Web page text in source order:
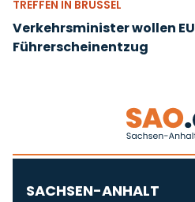
TREFFEN IN BRÜSSEL
Verkehrsminister wollen
Führerscheinentzug
SACHSEN-ANHALT